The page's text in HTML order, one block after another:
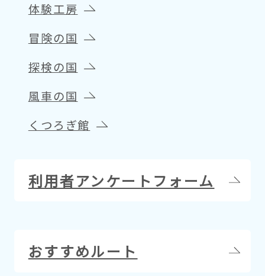
体験工房
冒険の国
探検の国
風車の国
くつろぎ館
利用者アンケートフォーム
おすすめルート